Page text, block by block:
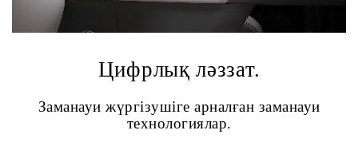
Цифрлық ләззат.
Заманауи жүргізушіге арналған заманауи
технологиялар.